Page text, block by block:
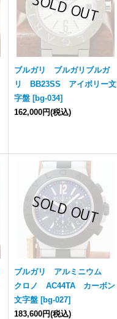
ブルガリ ブルガリブルガ
リ BB23SS アイボリー文
字盤 [bg-034]
162,000円(税込)
ブルガリ アルミニウム
クロノ AC44TA カーボン
文字盤 [bg-027]
183,600円(税込)